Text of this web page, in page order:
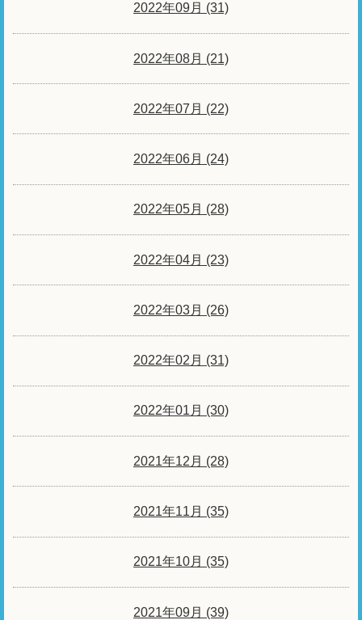
2022年09月 (31)
2022年08月 (21)
2022年07月 (22)
2022年06月 (24)
2022年05月 (28)
2022年04月 (23)
2022年03月 (26)
2022年02月 (31)
2022年01月 (30)
2021年12月 (28)
2021年11月 (35)
2021年10月 (35)
2021年09月 (39)